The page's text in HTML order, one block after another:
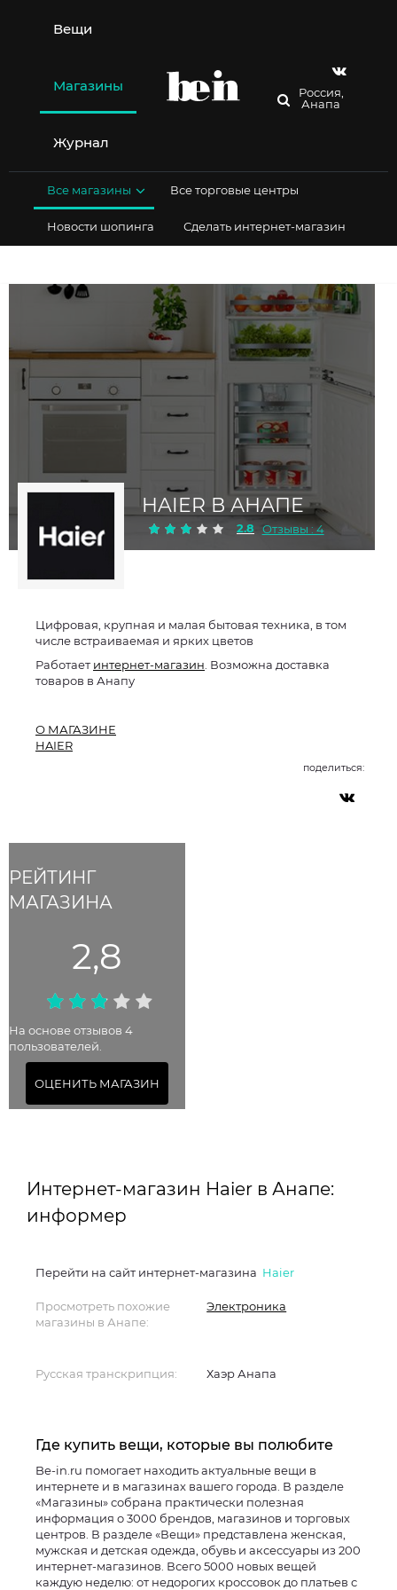
содержимому
Вещи
Магазины
Журнал
Россия,
Анапа
Все магазины Все торговые центры
Новости шопинга Сделать интернет-магазин
HAIER В АНАПЕ
2.8 Отзывы : 4
РЕЙТИНГ
МАГАЗИНА
2,8
На основе отзывов 4
пользователей.
ОЦЕНИТЬ МАГАЗИН
Цифровая, крупная и малая бытовая техника, в том
числе встраиваемая и ярких цветов
Работаетинтернет-магазин . Возможна доставка
товаров в Анапу
О МАГАЗИНЕ
HAIER
поделиться:
Интернет-магазин Haier в Анапе:
информер
Перейти на сайт интернет-магазина Haier
Просмотреть похожие
магазины в Анапе:
Электроника
Русская транскрипция: Хаэр Анапа
Где купить вещи, которые вы полюбите
Be-in.ru помогает находить актуальные вещи в
интернете и в магазинах вашего города. В разделе
«Магазины» собрана практически полезная
информация о 3000 брендов, магазинов и торговых
центров. В разделе «Вещи» представлена женская,
мужская и детская одежда, обувь и аксессуары из 200
интернет-магазинов. Всего 5000 новых вещей
каждую неделю: от недорогих кроссовок до платьев с